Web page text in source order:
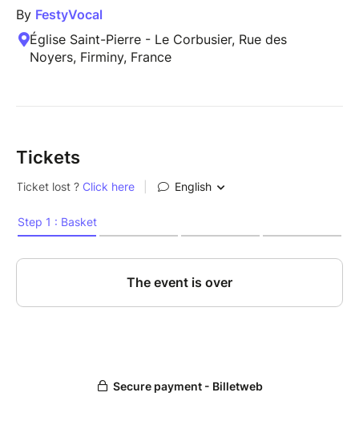
By FestyVocal
Église Saint-Pierre - Le Corbusier, Rue des
Noyers, Firminy, France
Tickets